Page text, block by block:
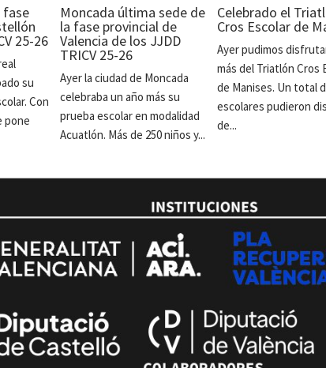
fase
25-26
su
Con
pone
Moncada última sede de
la fase provincial de
Valencia de los JJDD
TRICV 25-26
Ayer la ciudad de Moncada
celebraba un año más su
prueba escolar en modalidad
Acuatlón. Más de 250 niños y...
Celebrado el
Cros Escolar de
Ayer pudimos
más del Triatlón Cros
de Manises. Un total
escolares pudieron
de...